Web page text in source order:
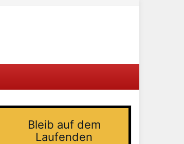
Bleib auf dem
Laufenden